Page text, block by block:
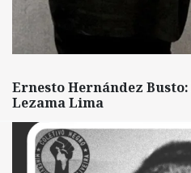
Ernesto Hernández Busto:
Lezama Lima